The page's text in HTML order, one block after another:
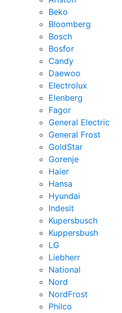
Beko
Bloomberg
Bosch
Bosfor
Candy
Daewoo
Electrolux
Elenberg
Fagor
General Electric
General Frost
GoldStar
Gorenje
Haier
Hansa
Hyundai
Indesit
Kupersbusch
Kuppersbush
LG
Liebherr
National
Nord
NordFrost
Philco